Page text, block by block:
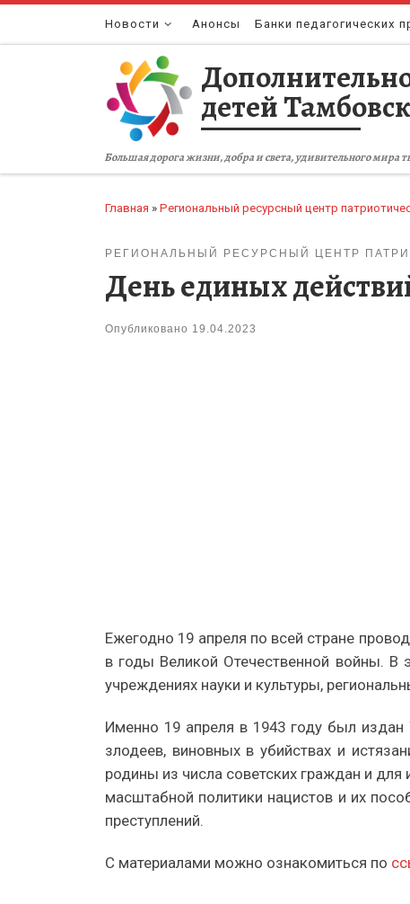
Перейти к содержимому
Новости Анонсы Банки педагогических
детей
Большая дорога жизни, добра и света, удивительного мира
Главная » Региональный ресурсный центр
РЕГИОНАЛЬНЫЙ РЕСУРСНЫЙ ЦЕНТР
День единых
Опубликовано 19.04.2023
Ежегодно 19 апреля по всей стране
в годы Великой Отечественной войны. В
учреждениях науки и культуры,
Именно 19 апреля в 1943 году был
злодеев, виновных в убийствах и
родины из числа советских граждан и
масштабной политики нацистов и их
преступлений.
С материалами можно ознакомиться по